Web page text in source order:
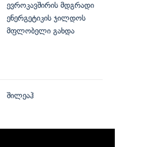
ევროკავშირის მდგრადი
ენერგეტიკის ჯილდოს
მფლობელი გახდა
შილეაჰ